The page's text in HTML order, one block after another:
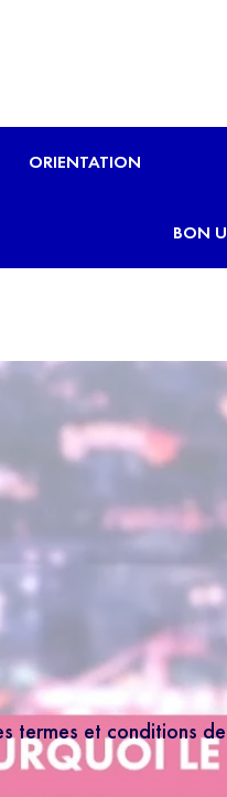
ORIENTATION
BON
termes et conditions